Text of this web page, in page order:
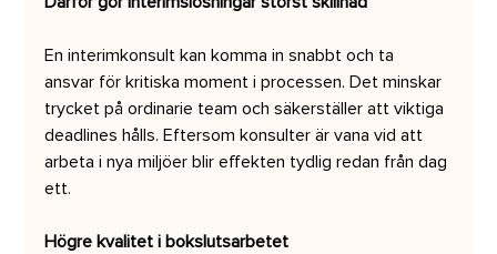
En interimkonsult kan komma in snabbt och ta
ansvar för kritiska moment i processen. Det minskar
trycket på ordinarie team och säkerställer att viktiga
deadlines hålls. Eftersom konsulter är vana vid att
arbeta i nya miljöer blir effekten tydlig redan från dag
ett.
Högre kvalitet i bokslutsarbetet